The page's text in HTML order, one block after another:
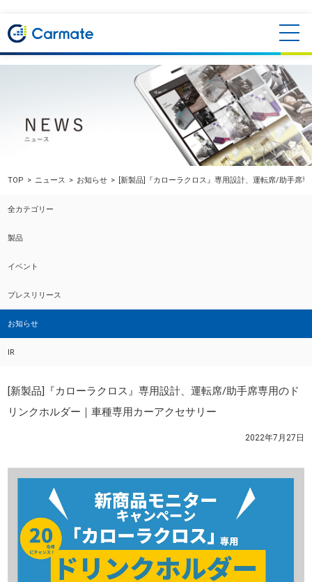
TOP ニュース お知らせ [新製品]『カローラクロス』専用設計、運転席/助手席
全カテゴリー
製品
イベント
プレスリリース
お知らせ
IR
[新製品]『カローラクロス』専用設計、運転席/助手席専用のド
リンクホルダー｜車種専用カーアクセサリー
2022年7月27日